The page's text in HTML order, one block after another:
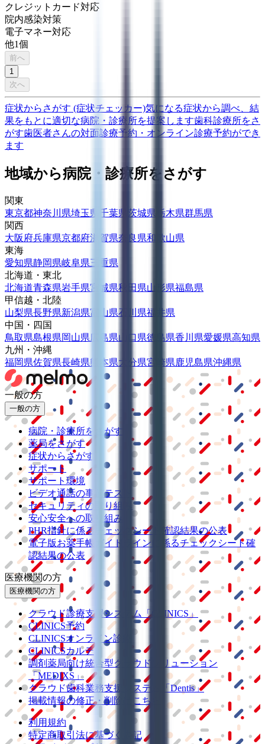
クレジットカード対応
院内感染対策
電子マネー対応
他1個
前へ
1
次へ
症状からさがす (症状チェッカー)気になる症状から調べ、結
果をもとに適切な病院・診療所を提案します歯科診療所をさ
がす歯医者さんの対面診療予約・オンライン診療予約ができ
ます
地域から病院・診療所をさがす
関東
東京都神奈川県埼玉県 千葉県 茨城県 栃木県群馬県
関西
大阪府兵庫県京都府滋賀県奈良県和歌山県
東海
愛知県静岡県岐阜県三重県
北海道・東北
北海道青森県岩手県宮城県秋田県山形県福島県
甲信越・北陸
山梨県長野県新潟県富山県石川県福井県
中国・四国
鳥取県島根県岡山県広島県山口県徳島県香川県愛媛県高知県
九州・沖縄
福岡県佐賀県長崎県熊本県大分県宮崎県鹿児島県沖縄県
一般の方
一般の方
病院・診療所をさがす
薬局をさがす
症状からさがす
サポート
サポート環境
ビデオ通話の事前テスト
セキュリティの取り組み
安心安全への取り組み
PHR指針に係るチェックシート確認結果の公表
電子版お薬手帳ガイドラインに係るチェックシート確
認結果の公表
医療機関の方
医療機関の方
クラウド診療支援システム
「CLINICS」
CLINICS予約
CLINICSオンライン診療
CLINICSカルテ
調剤薬局向け統合型クラウドソリューション
「MEDIXS」
クラウド歯科業務支援システム
「Dentis」
掲載情報の修正・削除はこちら
利用規約
特定商取引法に基づく表記